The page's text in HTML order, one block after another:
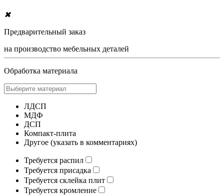
✖
Предварительный заказ
на производство мебельных деталей
Обработка материала
ЛДСП
МДФ
ДСП
Компакт-плита
Другое (указать в комментариях)
Требуется распил
Требуется присадка
Требуется склейка плит
Требуется кромление